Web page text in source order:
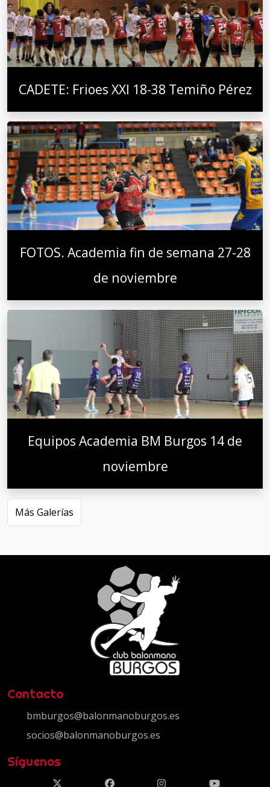
CADETE: Frioes XXI 18-38 Temiño Pérez
FOTOS. Academia fin de semana 27-28
de noviembre
Equipos Academia BM Burgos 14 de
noviembre
Más Galerías
Contacto
bmburgos@balonmanoburgos.es
socios@balonmanoburgos.es
Síguenos